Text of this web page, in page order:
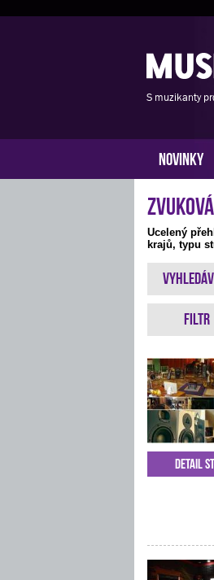
S muzikanty
NOVINKY
Ucelený
krajů, typu
Filtr
Detail